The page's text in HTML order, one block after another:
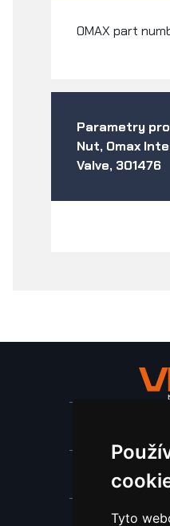
Tyto
OMAX part
Parametry
Nut, Omax
Valve, 301476
Nástroje